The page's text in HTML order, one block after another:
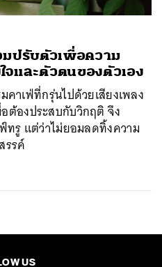
มปรับตัวเพื่อความ
และตัวตนของตัวเอง
คาเฟ่ที่กรุ่นไปด้วยเสียงเพลง
ต้องประสบกับวิกฤติ จึง
ทรู แต่ว่าไม่ยอมลดทิ้งความ
รรค์
US
LINE EMAIL